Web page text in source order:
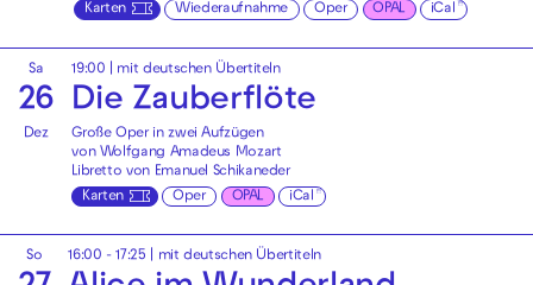
Karten Wiederaufnahme Oper OPAL iCal
Sa
26
Dez
19:00 mit deutschen Übertiteln
Die Zauberflöte
Große Oper in zwei Aufzügen
von Wolfgang Amadeus Mozart
Libretto von Emanuel Schikaneder
Karten
Oper OPAL iCal
So 16:00 - 17:25 mit deutschen Übertiteln